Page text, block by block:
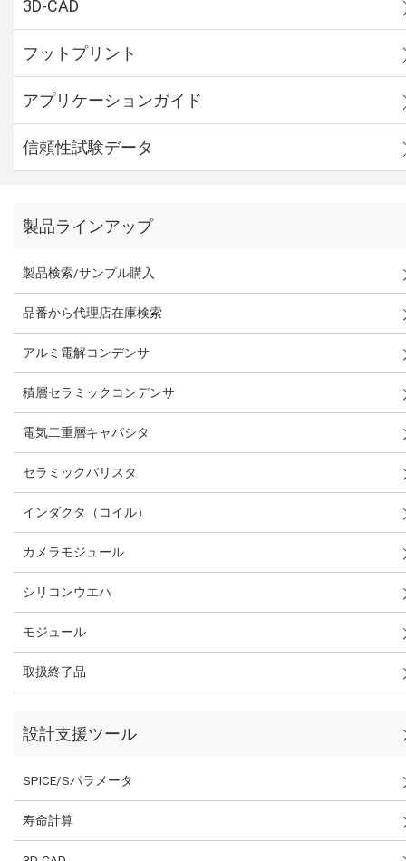
3D-CAD
フットプリント
アプリケーションガイド
信頼性試験データ
製品ラインアップ
製品検索/サンプル購入
品番から代理店在庫検索
アルミ電解コンデンサ
積層セラミックコンデンサ
電気二重層キャパシタ
セラミックバリスタ
インダクタ（コイル）
カメラモジュール
シリコンウエハ
モジュール
取扱終了品
設計支援ツール
SPICE/Sパラメータ
寿命計算